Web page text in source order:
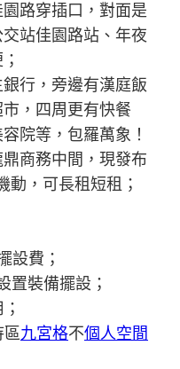
路穿插口，對面是
站佳園路站、年夜
行，旁邊有漢庭飯
市，四周更有快餐
院等，包羅萬象！
商務中間，現發布
動，可長租短租；
設費；
置裝備擺設；
區九宮格不個人空間